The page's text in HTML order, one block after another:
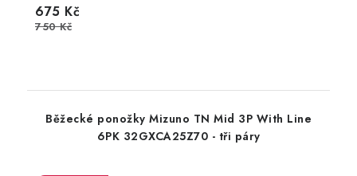
675 Kč
750 Kč
Běžecké ponožky Mizuno TN Mid 3P With Line
6PK 32GXCA25Z70 - tři páry